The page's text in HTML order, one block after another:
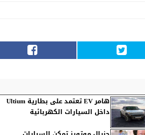
هامر EV تعتمد على بطارية Ultium
داخل السيارات الكهربائية